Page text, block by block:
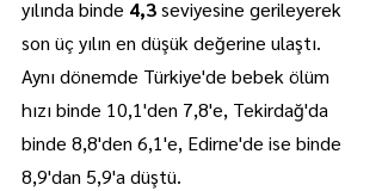
yılında binde 4,3 seviyesine gerileyerek
son üç yılın en düşük değerine ulaştı.
Aynı dönemde Türkiye'de bebek ölüm
hızı binde 10,1'den 7,8'e, Tekirdağ'da
binde 8,8'den 6,1'e, Edirne'de ise binde
8,9'dan 5,9'a düştü.